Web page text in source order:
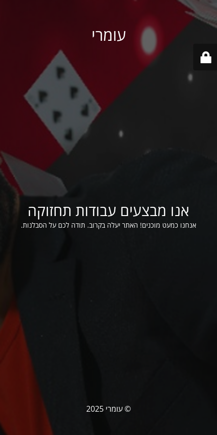
עומרי
אנו מבצעים עבודות תחזוקה
אנחנו כמעט מוכנים! האתר יעלה בקרוב. תודה לכם על הסבלנות.
© עומרי 2025